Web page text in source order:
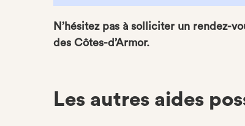
N’hésitez pas à solliciter un rendez-
des Côtes-d’Armor.
Les autres aides